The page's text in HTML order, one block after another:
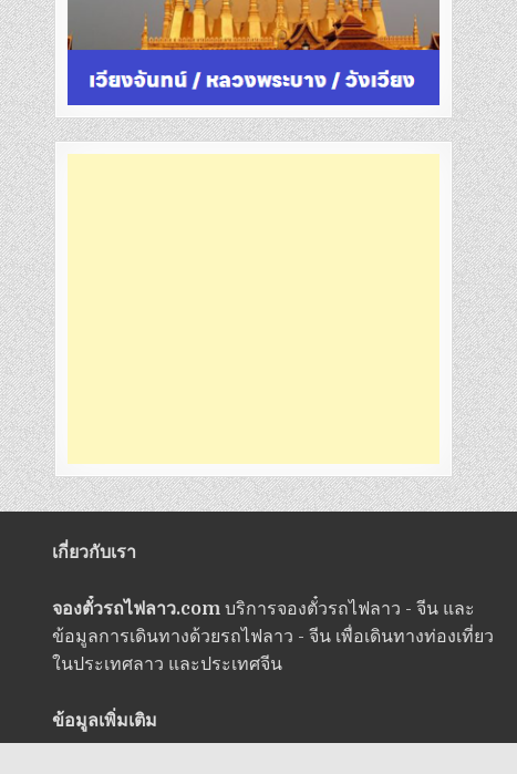
เกี่ยวกับเรา
จองตั๋วรถไฟลาว.com บริการจองตั๋วรถไฟลาว - จีน และ
ข้อมูลการเดินทางด้วยรถไฟลาว - จีน เพื่อเดินทางท่องเที่ยว
ในประเทศลาว และประเทศจีน
ข้อมูลเพิ่มเติม